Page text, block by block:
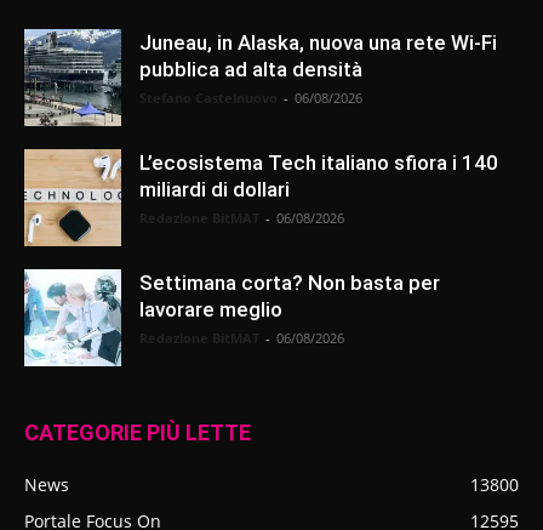
Juneau, in Alaska, nuova una rete Wi-Fi
pubblica ad alta densità
- 06/08/2026
L’ecosistema Tech italiano sfiora i 140
miliardi di dollari
- 06/08/2026
Settimana corta? Non basta per
lavorare meglio
- 06/08/2026
CATEGORIE PIÙ LETTE
News
13800
Portale Focus On
12595